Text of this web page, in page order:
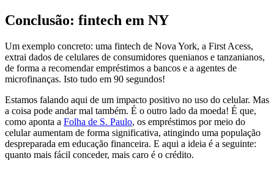
Conclusão: fintech em NY
Um exemplo concreto: uma fintech de Nova York, a First Acess,
extrai dados de celulares de consumidores quenianos e tanzanianos,
de forma a recomendar empréstimos a bancos e a agentes de
microfinanças. Isto tudo em 90 segundos!
Estamos falando aqui de um impacto positivo no uso do celular. Mas
a coisa pode andar mal também. É o outro lado da moeda! É que,
como aponta a Folha de S. Paulo, os empréstimos por meio do
celular aumentam de forma significativa, atingindo uma população
despreparada em educação financeira. E aqui a ideia é a seguinte:
quanto mais fácil conceder, mais caro é o crédito.